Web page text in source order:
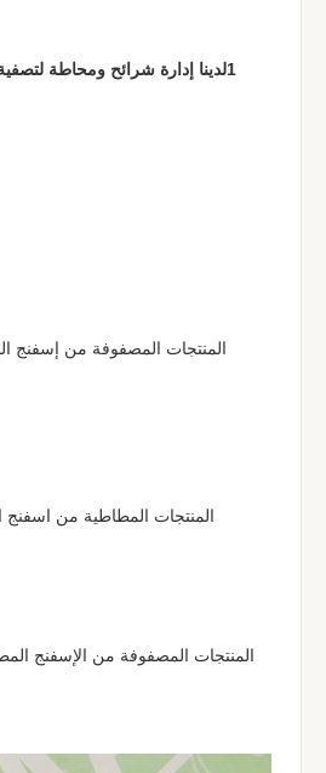
1لدينا إدارة شرائح ومحاطة لتصفية موادنا من النيوبرين وهذا يسمح لنا بالتحكم بشكل أفضل في الجودة والتكلفة ووقت التوصيل للمواد بكفاءة أكبر.